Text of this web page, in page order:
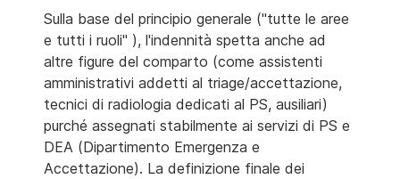
Sulla base del principio generale ("tutte le aree
e tutti i ruoli" ), l'indennità spetta anche ad
altre figure del comparto (come assistenti
amministrativi addetti al triage/accettazione,
tecnici di radiologia dedicati al PS, ausiliari)
purché assegnati stabilmente ai servizi di PS e
DEA (Dipartimento Emergenza e
Accettazione). La definizione finale dei